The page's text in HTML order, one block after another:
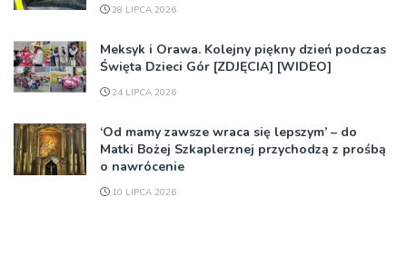
28 LIPCA 2026
Meksyk i Orawa. Kolejny piękny dzień podczas
Święta Dzieci Gór [ZDJĘCIA] [WIDEO]
24 LIPCA 2026
‘Od mamy zawsze wraca się lepszym’ – do
Matki Bożej Szkaplerznej przychodzą z prośbą
o nawrócenie
10 LIPCA 2026